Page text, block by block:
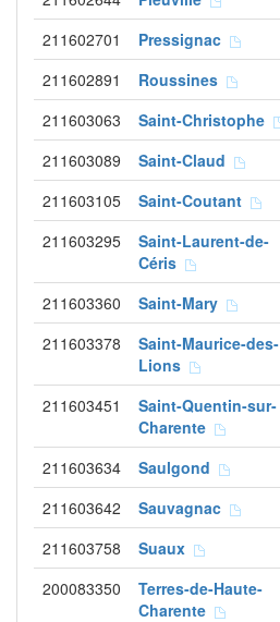
211602701 Pressignac
211602891 Roussines
211603063 Saint-Christophe
211603089 Saint-Claud
211603105 Saint-Coutant
211603295
Saint-Laurent-de-
Céris
211603360 Saint-Mary
211603378
Saint-Maurice-des-
Lions
211603451
Saint-Quentin-sur-
Charente
211603634 Saulgond
211603642 Sauvagnac
211603758 Suaux
200083350
Terres-de-Haute-
Charente